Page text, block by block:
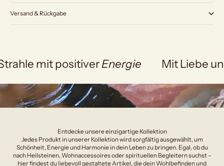
Versand & Rückgabe
mit positiverEnergie Mit Liebe
Entdecke unsere einzigartige Kollektion
Jedes Produkt in unserer Kollektion wird sorgfältig ausgewählt, um
Schönheit, Energie und Harmonie in dein Leben zu bringen. Egal, ob du
nach Heilsteinen, Wohnaccessoires oder spirituellen Begleitern suchst –
hier findest du liebevoll gestaltete Artikel, die dein Wohlbefinden und